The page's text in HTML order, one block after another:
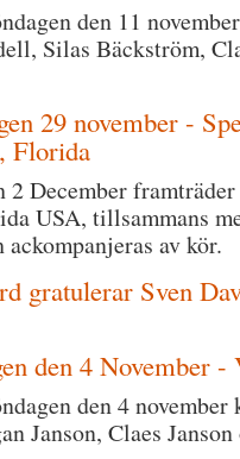
den 11
Silas Bäckström,
29 november -
Florida
2 December
USA, tillsammans
av kör.
gratulerar Sven
den 4 November
den 4
Janson, Claes